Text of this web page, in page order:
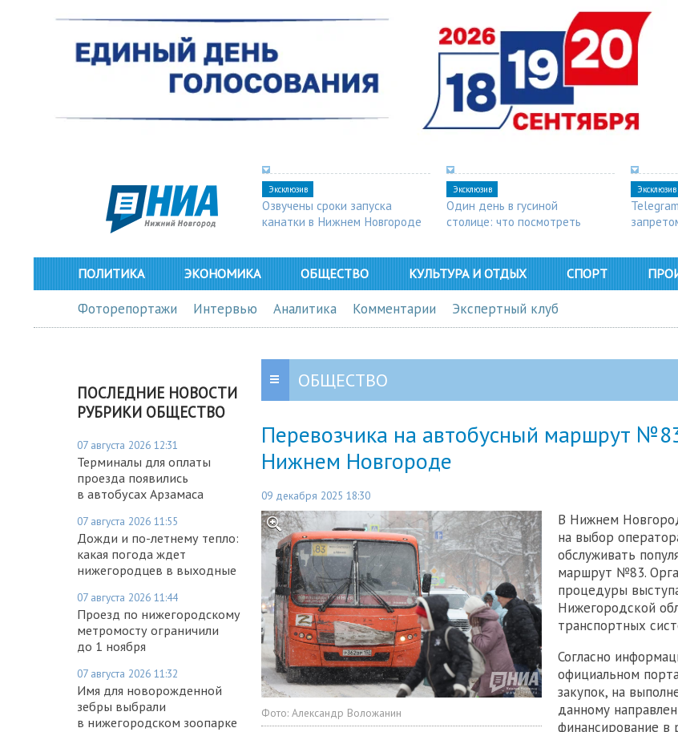
Эксклюзив
Озвучены сроки запуска
канатки в Нижнем Новгороде
Эксклюзив
Один день в гусиной
столице: что посмотреть
Эксклюзив
ПОЛИТИКА ЭКОНОМИКА ОБЩЕСТВО КУЛЬТУРА И ОТДЫХ СПОРТ
Фоторепортажи Интервью Аналитика Комментарии Экспертный клуб
ПОСЛЕДНИЕ НОВОСТИ
РУБРИКИ ОБЩЕСТВО
07 августа 2026 12:31
Терминалы для оплаты
проезда появились
в автобусах Арзамаса
07 августа 2026 11:55
Дожди и по-летнему тепло:
какая погода ждет
нижегородцев в выходные
07 августа 2026 11:44
Проезд по нижегородскому
метромосту ограничили
до 1 ноября
07 августа 2026 11:32
Имя для новорожденной
зебры выбрали
в нижегородском зоопарке
ОБЩЕСТВО
Перевозчика на автобусный маршрут
Нижнем Новгороде
09 декабря 2025 18:30
Фото: Александр Воложанин
В Нижнем
на выбор
обслуживать
маршрут №83.
процедуры
Нижегородской
транспортных
Согласно
официальном
закупок, на
данному
финансирование в